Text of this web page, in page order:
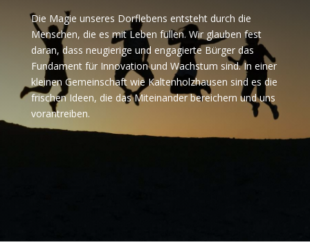
Die Magie unseres Dorflebens entsteht durch die
Menschen, die es mit Leben füllen. Wir glauben fest
daran, dass neugierige und engagierte Bürger das
Fundament für Innovation und Wachstum sind. In einer
kleinen Gemeinschaft wie Kaltenholzhausen sind es die
frischen Ideen, die das Miteinander bereichern und uns
vorantreiben.